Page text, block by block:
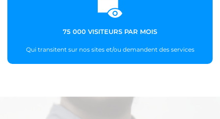
75 000 VISITEURS PAR MOIS
Qui transitent sur nos sites et/ou demandent des services